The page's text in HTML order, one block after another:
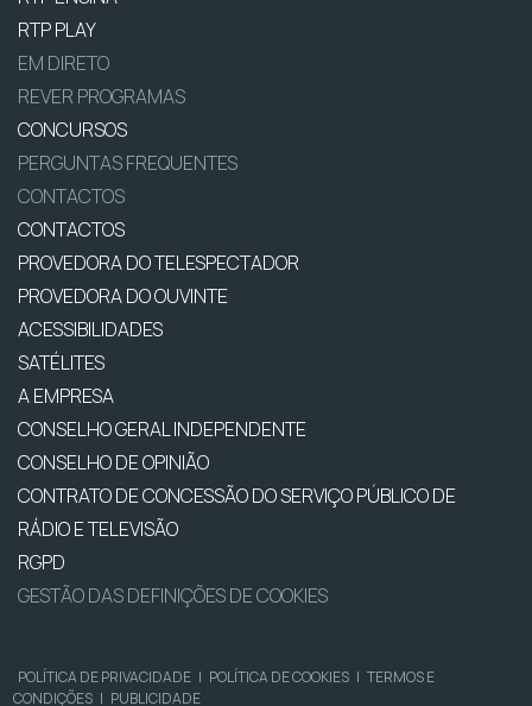
RTP PLAY
EM DIRETO
REVER PROGRAMAS
CONCURSOS
PERGUNTAS FREQUENTES
CONTACTOS
CONTACTOS
PROVEDORA DO TELESPECTADOR
PROVEDORA DO OUVINTE
ACESSIBILIDADES
SATÉLITES
A EMPRESA
CONSELHO GERAL INDEPENDENTE
CONSELHO DE OPINIÃO
CONTRATO DE CONCESSÃO DO SERVIÇO PÚBLICO DE
RÁDIO E TELEVISÃO
RGPD
GESTÃO DAS DEFINIÇÕES DE COOKIES
POLÍTICA DE PRIVACIDADE | POLÍTICA DE COOKIES | TERMOS E
CONDIÇÕES | PUBLICIDADE